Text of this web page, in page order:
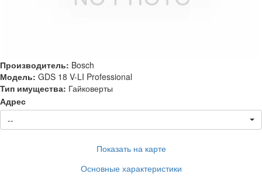
Производитель: Bosch
Модель: GDS 18 V-LI Professional
Тип имущества: Гайковерты
Адрес
--
Показать на карте
Основные характеристики